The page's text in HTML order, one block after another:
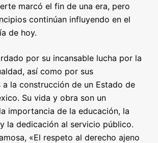
marcó el fin de una era, pero
continúan influyendo en el
de hoy.
por su incansable lucha por la
así como por sus
la construcción de un Estado de
Su vida y obra son un
importancia de la educación, la
la dedicación al servicio público.
«El respeto al derecho ajeno